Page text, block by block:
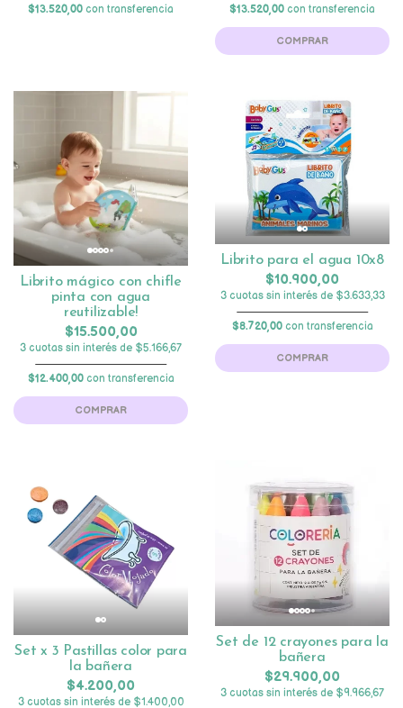
$13.520,00 con transferencia $13.520,00 con transferencia
COMPRAR
Librito mágico con chifle
pinta con agua
reutilizable!
$15.500,00
3 cuotas sin interés de $5.166,67
$12.400,00con transferencia
COMPRAR
Librito para el agua 10x8
$10.900,00
3 cuotas sin interés de $3.633,33
$8.720,00con transferencia
COMPRAR
Set x 3 Pastillas color para
la bañera
$4.200,00
3 cuotas sin interés de $1.400,00
Set de 12 crayones para la
bañera
$29.900,00
3 cuotas sin interés de $9.966,67